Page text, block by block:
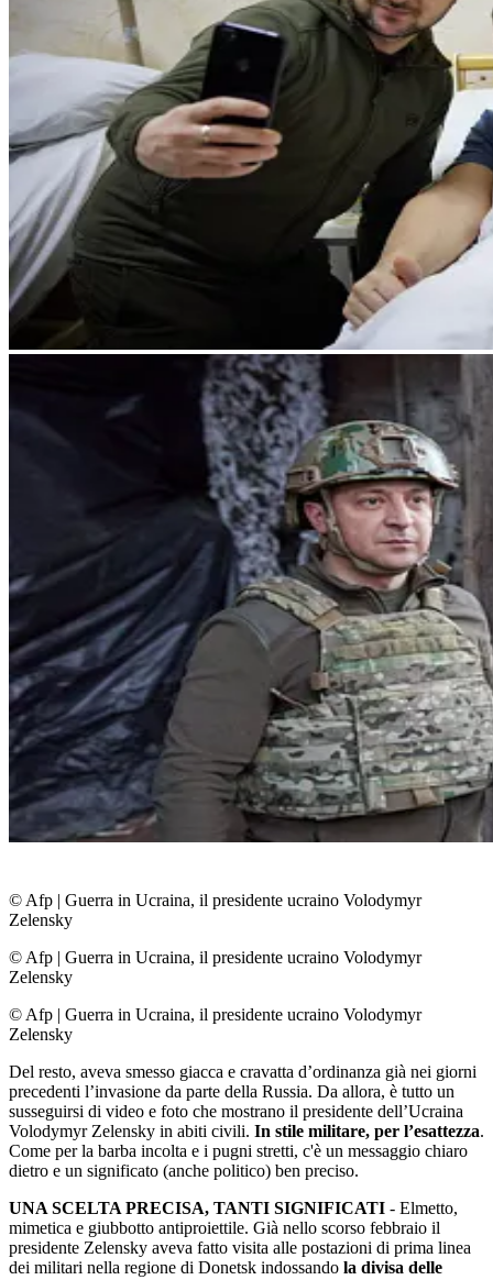
© Afp | Guerra in Ucraina, il presidente ucraino Volodymyr
Zelensky
© Afp | Guerra in Ucraina, il presidente ucraino Volodymyr
Zelensky
© Afp | Guerra in Ucraina, il presidente ucraino Volodymyr
Zelensky
Del resto, aveva smesso giacca e cravatta d’ordinanza già nei giorni
precedenti l’invasione da parte della Russia. Da allora, è tutto un
susseguirsi di video e foto che mostrano il presidente dell’Ucraina
Volodymyr Zelensky in abiti civili. In stile militare, per l’esattezza.
Come per la barba incolta e i pugni stretti, c'è un messaggio chiaro
dietro e un significato (anche politico) ben preciso.
UNA SCELTA PRECISA, TANTI SIGNIFICATI - Elmetto,
mimetica e giubbotto antiproiettile. Già nello scorso febbraio il
presidente Zelensky aveva fatto visita alle postazioni di prima linea
dei militari nella regione di Donetsk indossando la divisa delle